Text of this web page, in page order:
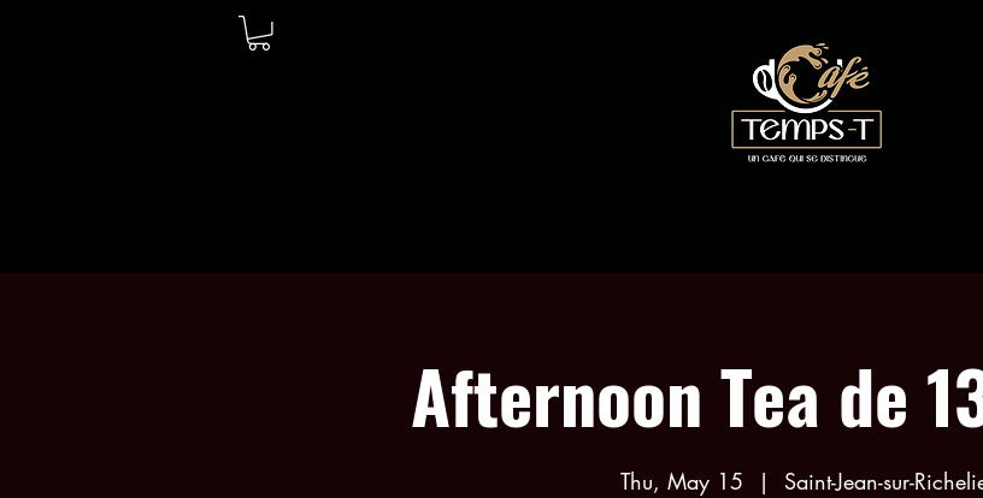
Afternoon Tea de
Thu, May 15
  |
Saint-Jean-sur-